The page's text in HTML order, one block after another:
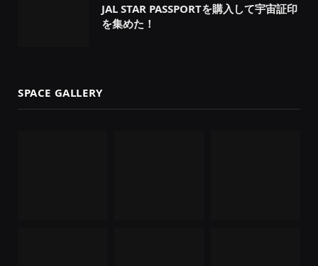
JAL STAR PASSPORTを購入して宇宙証印
を集めた！
SPACE GALLERY